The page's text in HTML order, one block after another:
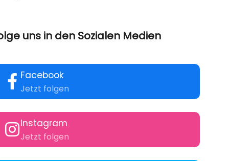
uns in den Sozialen Medien
Facebook
Jetzt folgen
Instagram
Jetzt folgen